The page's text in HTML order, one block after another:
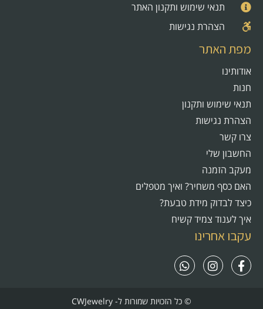
תנאי שימוש ותקנון האתר
הצהרת נגישות
מפת האתר
אודותינו
חנות
תנאי שימוש ותקנון
הצהרת נגישות
צרו קשר
החשבון שלי
מעקב הזמנה
האם כסף משחיר? ואיך מטפלים
כיצד לבדוק מידת טבעת?
איך לענוד צמיד קשיח
עקבו אחרינו
© כל הזכויות שמורות ל- CWJewelry